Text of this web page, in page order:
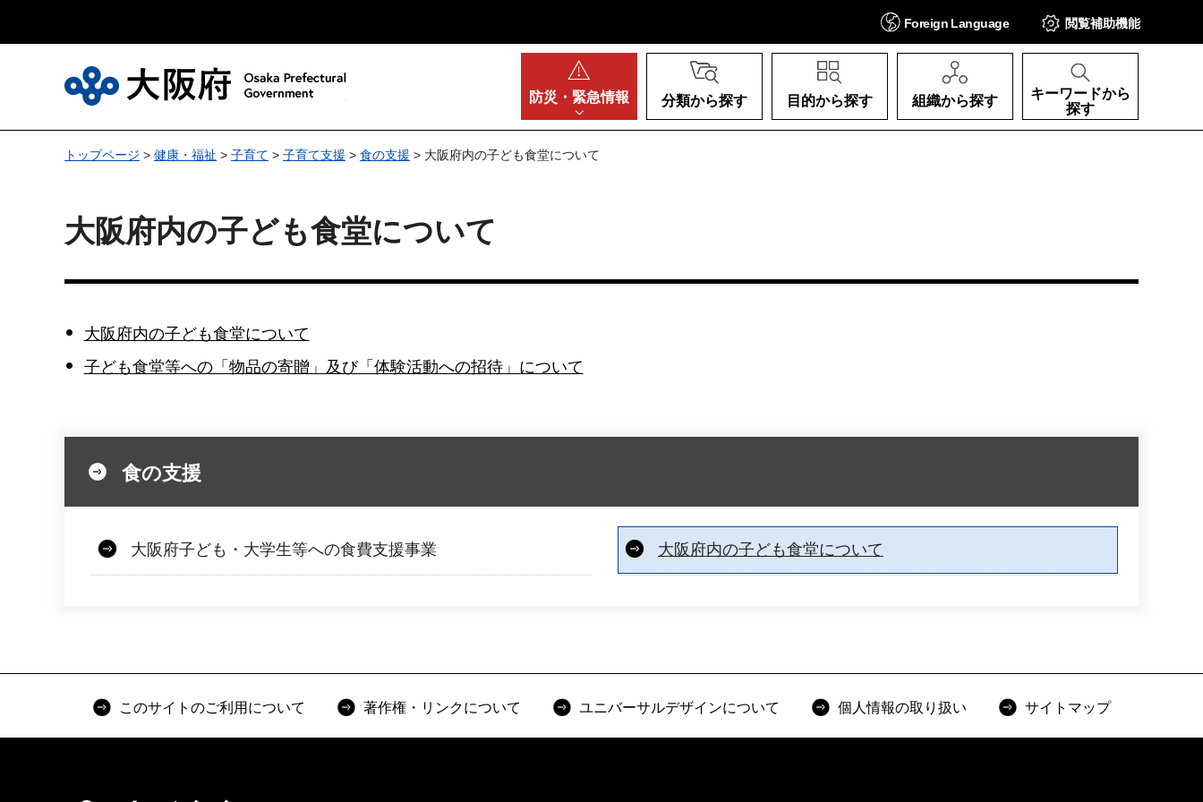
Foreign Language 閲覧補助機能
防災・ 緊急情報 分類から探す 目的から探す 組織から探す
キーワードから
探す
トップページ > 健康・福祉 > 子育て > 子育て支援 > 食の支援 > 大阪府内の子ども食堂について
大阪府内の子ども食堂について
大阪府内の子ども食堂について
子ども食堂等への「物品の寄贈」及び「体験活動への招待」について
食の支援
大阪府子ども・大学生等への食費支援事業 大阪府内の子ども食堂について
このサイトのご利用について 著作権・リンクについて ユニバーサルデザインについて 個人情報の取り扱い サイトマップ